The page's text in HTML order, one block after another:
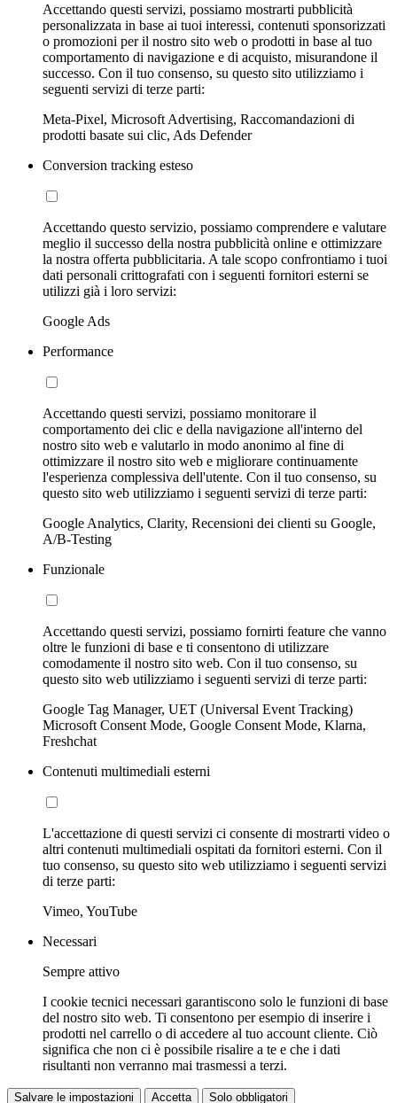
Accettando questi servizi, possiamo mostrarti pubblicità
personalizzata in base ai tuoi interessi, contenuti sponsorizzati
o promozioni per il nostro sito web o prodotti in base al tuo
comportamento di navigazione e di acquisto, misurandone il
successo. Con il tuo consenso, su questo sito utilizziamo i
seguenti servizi di terze parti:
Meta-Pixel, Microsoft Advertising, Raccomandazioni di
prodotti basate sui clic, Ads Defender
Conversion tracking esteso
Accettando questo servizio, possiamo comprendere e valutare
meglio il successo della nostra pubblicità online e ottimizzare
la nostra offerta pubblicitaria. A tale scopo confrontiamo i tuoi
dati personali crittografati con i seguenti fornitori esterni se
utilizzi già i loro servizi:
Google Ads
Performance
Accettando questi servizi, possiamo monitorare il
comportamento dei clic e della navigazione all'interno del
nostro sito web e valutarlo in modo anonimo al fine di
ottimizzare il nostro sito web e migliorare continuamente
l'esperienza complessiva dell'utente. Con il tuo consenso, su
questo sito web utilizziamo i seguenti servizi di terze parti:
Google Analytics, Clarity, Recensioni dei clienti su Google,
A/B-Testing
Funzionale
Accettando questi servizi, possiamo fornirti feature che vanno
oltre le funzioni di base e ti consentono di utilizzare
comodamente il nostro sito web. Con il tuo consenso, su
questo sito web utilizziamo i seguenti servizi di terze parti:
Google Tag Manager, UET (Universal Event Tracking)
Microsoft Consent Mode, Google Consent Mode, Klarna,
Freshchat
Contenuti multimediali esterni
L'accettazione di questi servizi ci consente di mostrarti video o
altri contenuti multimediali ospitati da fornitori esterni. Con il
tuo consenso, su questo sito web utilizziamo i seguenti servizi
di terze parti:
Vimeo, YouTube
Necessari
Sempre attivo
I cookie tecnici necessari garantiscono solo le funzioni di base
del nostro sito web. Ti consentono per esempio di inserire i
prodotti nel carrello o di accedere al tuo account cliente. Ciò
significa che non ci è possibile risalire a te e che i dati
risultanti non verranno mai trasmessi a terzi.
Salvare le impostazioni Accetta Solo obbligatori